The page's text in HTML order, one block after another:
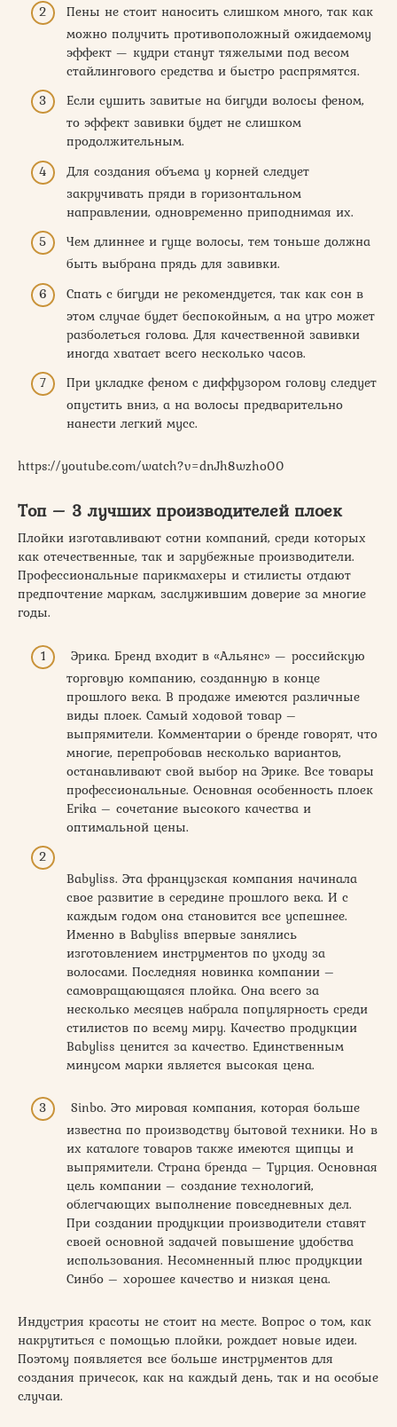
Пены не стоит наносить слишком много, так как
можно получить противоположный ожидаемому
эффект — кудри станут тяжелыми под весом
стайлингового средства и быстро распрямятся.
Если сушить завитые на бигуди волосы феном,
то эффект завивки будет не слишком
продолжительным.
Для создания объема у корней следует
закручивать пряди в горизонтальном
направлении, одновременно приподнимая их.
Чем длиннее и гуще волосы, тем тоньше должна
быть выбрана прядь для завивки.
Спать с бигуди не рекомендуется, так как сон в
этом случае будет беспокойным, а на утро может
разболеться голова. Для качественной завивки
иногда хватает всего несколько часов.
При укладке феном с диффузором голову следует
опустить вниз, а на волосы предварительно
нанести легкий мусс.
https://youtube.com/watch?v=dnJh8wzho00
Топ – 3 лучших производителей плоек
Плойки изготавливают сотни компаний, среди которых
как отечественные, так и зарубежные производители.
Профессиональные парикмахеры и стилисты отдают
предпочтение маркам, заслужившим доверие за многие
годы.
Эрика. Бренд входит в «Альянс» — российскую
торговую компанию, созданную в конце
прошлого века. В продаже имеются различные
виды плоек. Самый ходовой товар –
выпрямители. Комментарии о бренде говорят, что
многие, перепробовав несколько вариантов,
останавливают свой выбор на Эрике. Все товары
профессиональные. Основная особенность плоек
Erika – сочетание высокого качества и
оптимальной цены.
Babyliss. Эта французская компания начинала
свое развитие в середине прошлого века. И с
каждым годом она становится все успешнее.
Именно в Babyliss впервые занялись
изготовлением инструментов по уходу за
волосами. Последняя новинка компании –
самовращающаяся плойка. Она всего за
несколько месяцев набрала популярность среди
стилистов по всему миру. Качество продукции
Babyliss ценится за качество. Единственным
минусом марки является высокая цена.
Sinbo. Это мировая компания, которая больше
известна по производству бытовой техники. Но в
их каталоге товаров также имеются щипцы и
выпрямители. Страна бренда – Турция. Основная
цель компании – создание технологий,
облегчающих выполнение повседневных дел.
При создании продукции производители ставят
своей основной задачей повышение удобства
использования. Несомненный плюс продукции
Синбо – хорошее качество и низкая цена.
Индустрия красоты не стоит на месте. Вопрос о том, как
накрутиться с помощью плойки, рождает новые идеи.
Поэтому появляется все больше инструментов для
создания причесок, как на каждый день, так и на особые
случаи.